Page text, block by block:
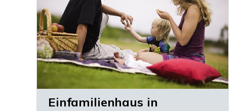
Einfamilienhaus in